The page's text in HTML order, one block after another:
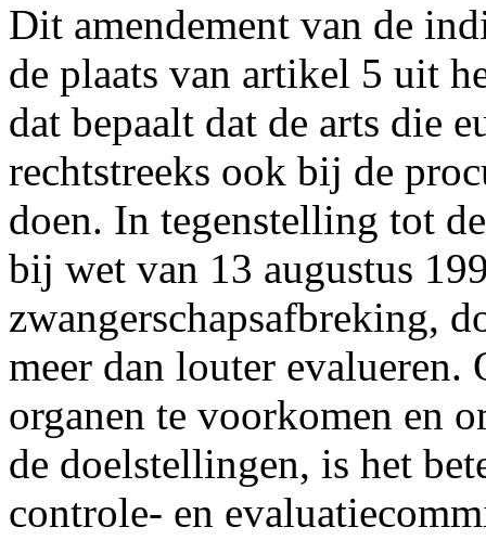
Dit amendement van de
de plaats van artikel 5 uit
dat bepaalt dat de arts die
rechtstreeks ook bij de
doen. In tegenstelling tot
bij wet van 13 augustus
zwangerschapsafbreking,
meer dan louter evalueren.
organen te voorkomen en
de doelstellingen, is het
controle- en